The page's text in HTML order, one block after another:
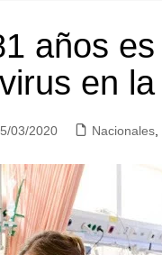
años
en
03/2020 Nacionales